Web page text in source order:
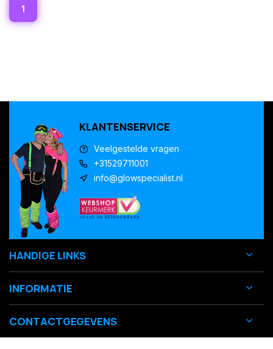
1
KLANTENSERVICE
Veelgestelde vragen
+31529711001
info@glowspecialist.nl
HANDIGE LINKS
INFORMATIE
CONTACTGEGEVENS